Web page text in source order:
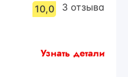
10,0 3 отзыва
Узнать детали